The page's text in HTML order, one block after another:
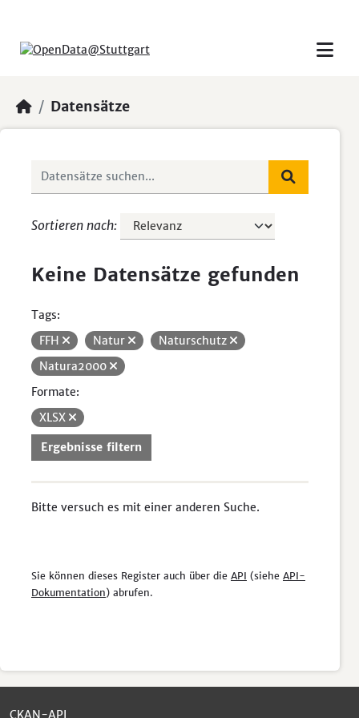
Datensätze
Sortieren nach
Keine Datensätze gefunden
Tags:
FFH
Natur
Naturschutz
Natura2000
Formate:
XLSX
Ergebnisse filtern
Bitte versuch es mit einer anderen Suche.
Sie können dieses Register auch über die API (siehe API-
Dokumentation) abrufen.
CKAN-API